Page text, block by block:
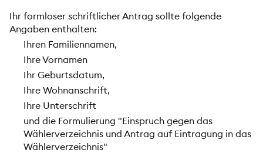
Ihr formloser schriftlicher Antrag sollte folgende
Angaben enthalten:
Ihren Familiennamen,
Ihre Vornamen
Ihr Geburtsdatum,
Ihre Wohnanschrift,
Ihre Unterschrift
und die Formulierung "Einspruch gegen das
Wählerverzeichnis und Antrag auf Eintragung in das
Wählerverzeichnis"